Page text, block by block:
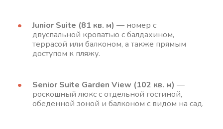
Junior Suite (81 кв. м) — номер с
двуспальной кроватью с балдахином,
террасой или балконом, а также прямым
доступом к пляжу.
Senior Suite Garden View (102 кв. м) —
роскошный люкс с отдельной гостиной,
обеденной зоной и балконом с видом на сад.